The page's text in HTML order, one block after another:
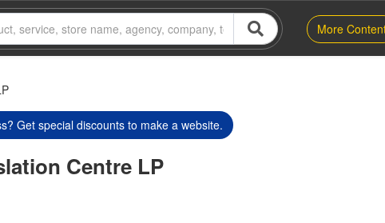
More
Get special discounts to make a website.
Centre LP